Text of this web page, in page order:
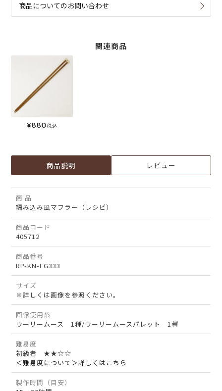
商品についてのお問い合わせ
関連商品
¥880税込
商品説明 レビュー
商 品
編み込み風マフラー（レシピ）
商品コード
405712
商品番号
RP-KN-FG333
サイズ
※詳しくは画像を参照ください。
画像使用糸
ウーリームース 1種/ウーリームースパレット 1種
難易度
初級者 ★★☆☆
＜難易度について＞詳しくはこちら
製作時間（目安）